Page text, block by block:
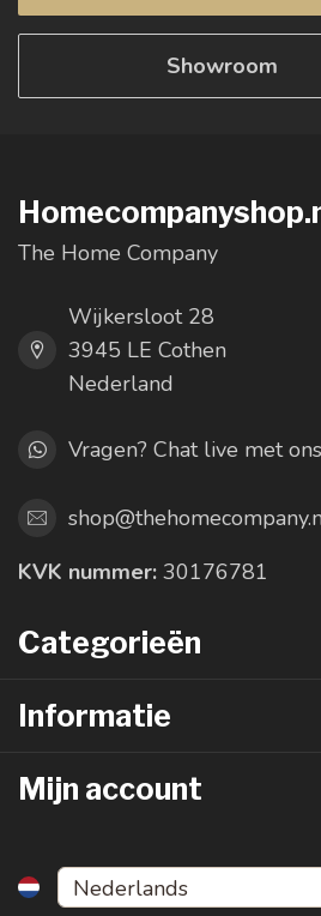
Showroom
The Home Company
Wijkersloot 28
3945 LE Cothen
Nederland
Vragen? Chat live met
KVK nummer: 30176781
Categorieën
Informatie
Mijn account